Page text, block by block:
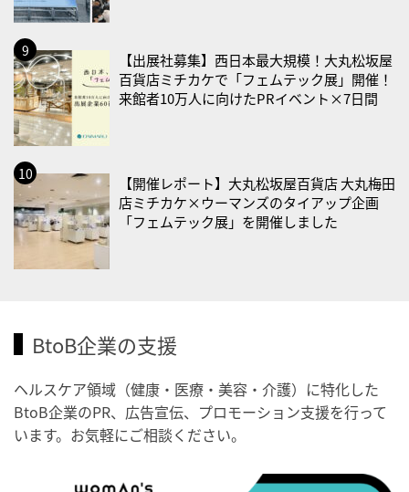
・職場の健康診断実施強化月間
・大腸がん検診の日
・防災の日
2026/09/02(水)
・がん征圧月間
・世界アルツハイマー月間
・健康増進普及月間
・歯ヂカラ探究月間
・職場の健康診断実施強化月間
2026/09/03(木)
・健康増進普及月間
・職場の健康診断実施強化月間
・秋の睡眠の日
・がん征圧月間
【出展社募集】西日本最大規模！大丸松坂屋
百貨店ミチカケで「フェムテック展」開催！
来館者10万人に向けたPRイベント×7日間
【開催レポート】大丸松坂屋百貨店 大丸梅田
店ミチカケ×ウーマンズのタイアップ企画
「フェムテック展」を開催しました
BtoB企業の支援
ヘルスケア領域（健康・医療・美容・介護）に特化した
BtoB企業のPR、広告宣伝、プロモーション支援を行って
います。お気軽にご相談ください。